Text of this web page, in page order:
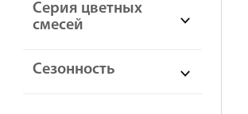
Серия цветных
смесей
Сезонность